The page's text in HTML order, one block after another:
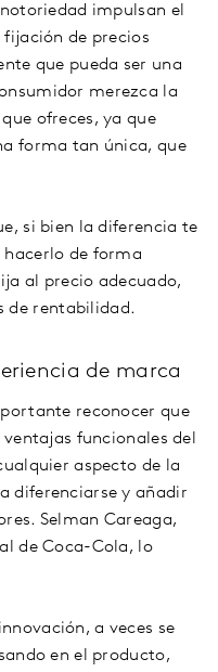
impulsan el
de precios
que pueda ser una
merezca la
ofreces, ya que
forma tan única, que
si bien la diferencia te
de forma
al precio adecuado,
de rentabilidad.
de marca
reconocer que
funcionales del
aspecto de la
diferenciarse y añadir
Selman Careaga,
de Coca-Cola, lo
a veces se
en el producto,